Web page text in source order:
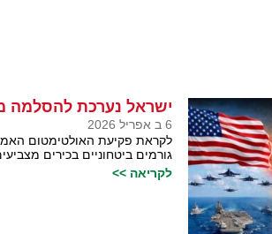
ישראל נערכת להסלמה
6 ב אפריל 2026
לקראת פקיעת האולטימטום
גורמים ביטחוניים בכירים
לקריאה >>